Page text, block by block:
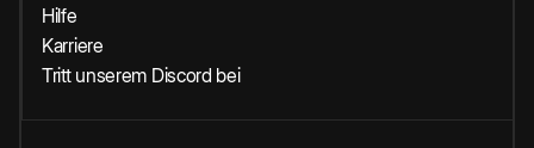
Hilfe
Karriere
Tritt unserem Discord bei